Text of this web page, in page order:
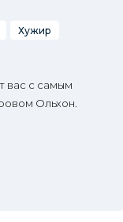
Хужир
вас с самым
Ольхон.